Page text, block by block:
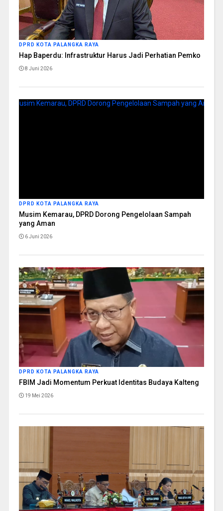
DPRD KOTA PALANGKA RAYA
Hap Baperdu: Infrastruktur Harus Jadi Perhatian Pemko
8 Juni 2026
DPRD KOTA PALANGKA RAYA
Musim Kemarau, DPRD Dorong Pengelolaan Sampah
yang Aman
6 Juni 2026
DPRD KOTA PALANGKA RAYA
FBIM Jadi Momentum Perkuat Identitas Budaya Kalteng
19 Mei 2026